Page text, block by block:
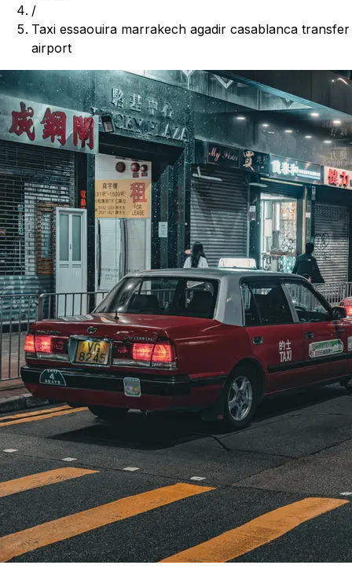
/
Taxi essaouira marrakech agadir casablanca transfer
airport